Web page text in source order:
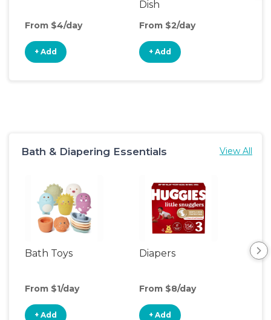
From $4/day
+ Add
Dish
From $2/day
+ Add
Bath & Diapering Essentials View All
Bath Toys
From $1/day
+ Add
Diapers
From $8/day
+ Add